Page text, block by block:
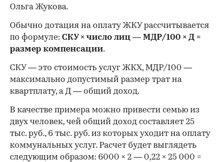
Ольга Жукова.
Обычно дотация на оплату ЖКУ рассчитывается
по формуле: СКУ × число лиц — МДР/100 × Д =
размер компенсации.
СКУ — это стоимость услуг ЖКХ, МДР/100 —
максимально допустимый размер трат на
квартплату, а Д — общий доход.
В качестве примера можно привести семью из
двух человек, чей общий доход составляет 25
тыс. руб., 6 тыс. руб. из которых уходит на оплату
коммунальных услуг. Расчет будет выглядеть
следующим образом: 6000 × 2 — 0,22 × 25 000 =